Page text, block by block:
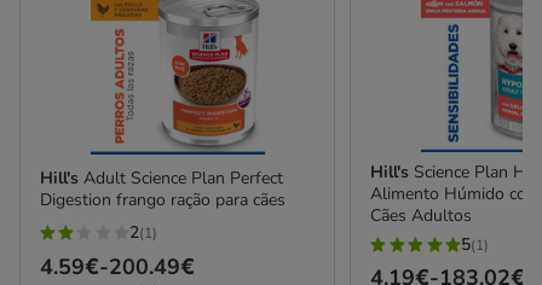
Hill's Adult Science Plan Perfect
Digestion frango ração para cães
2
estrelas
2(1)
Preço
4.59€-200.49€
Hill's Science Plan
Alimento Húmido
Cães Adultos
5
5(1)
Preço
4.19€-183.02€